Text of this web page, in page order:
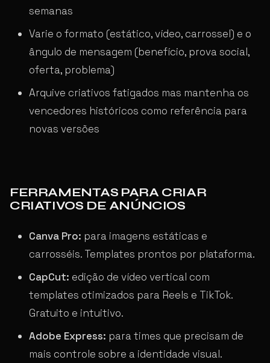
semanas
Varie o formato (estático, vídeo, carrossel) e o
ângulo de mensagem (benefício, prova social,
oferta, problema)
Arquive criativos fatigados mas mantenha os
vencedores históricos como referência para
novas versões
FERRAMENTAS PARA CRIAR
CRIATIVOS DE ANÚNCIOS
Canva Pro: para imagens estáticas e
carrosséis. Templates prontos por plataforma.
CapCut: edição de vídeo vertical com
templates otimizados para Reels e TikTok.
Gratuito e intuitivo.
Adobe Express: para times que precisam de
mais controle sobre a identidade visual.